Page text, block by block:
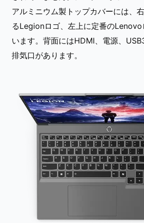
アルミニウム製トップカバーには、
るLegionロゴ、左上に定番のLenovo
います。背面にはHDMI、電源、
排気口があります。